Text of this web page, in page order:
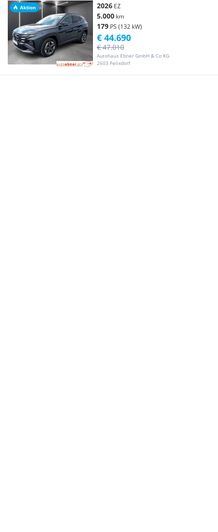
Aktion 2026 EZ
5.000 km
179 PS (132 kW)
Autohaus Ebner GmbH & Co KG
2603 Felixdorf
€ 47.010
€ 44.690